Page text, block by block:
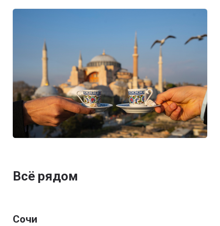
Всё рядом
Сочи